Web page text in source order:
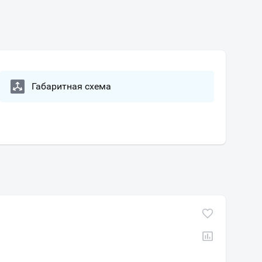
Габаритная схема